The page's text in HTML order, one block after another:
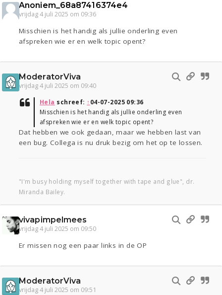
Anoniem_68a87416374e4
vrijdag 4 juli 2025 om 09:36
Misschien is het handig als jullie onderling even
afspreken wie er en welk topic opent?
ModeratorViva
vrijdag 4 juli 2025 om 09:40
Hela schreef: ↑04-07-2025 09:36
Misschien is het handig als jullie onderling even
afspreken wie er en welk topic opent?
Dat hebben we ook gedaan, maar we hebben last van
een bug. Collega is nu druk bezig om het op te lossen.
"I'm busy holding myself together with tape and glue", dr.
Miranda Bailey.
vivapimpelmees
vrijdag 4 juli 2025 om 09:50
Er missen nog een paar links in de OP
ModeratorViva
vrijdag 4 juli 2025 om 09:51